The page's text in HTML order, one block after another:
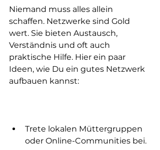
Niemand muss alles allein
schaffen. Netzwerke sind Gold
wert. Sie bieten Austausch,
Verständnis und oft auch
praktische Hilfe. Hier ein paar
Ideen, wie Du ein gutes Netzwerk
aufbauen kannst:
Trete lokalen Müttergruppen
oder Online-Communities bei.